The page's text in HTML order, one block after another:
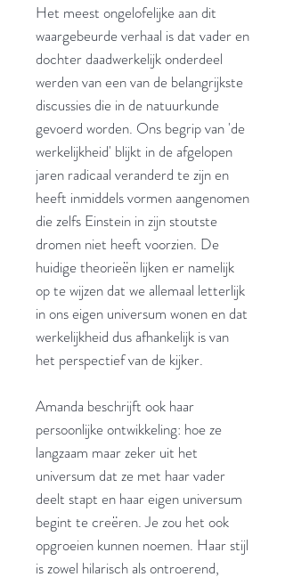
Het meest ongelofelijke aan dit
waargebeurde verhaal is dat vader en
dochter daadwerkelijk onderdeel
werden van een van de belangrijkste
discussies die in de natuurkunde
gevoerd worden. Ons begrip van 'de
werkelijkheid' blijkt in de afgelopen
jaren radicaal veranderd te zijn en
heeft inmiddels vormen aangenomen
die zelfs Einstein in zijn stoutste
dromen niet heeft voorzien. De
huidige theorieën lijken er namelijk
op te wijzen dat we allemaal letterlijk
in ons eigen universum wonen en dat
werkelijkheid dus afhankelijk is van
het perspectief van de kijker.
Amanda beschrijft ook haar
persoonlijke ontwikkeling: hoe ze
langzaam maar zeker uit het
universum dat ze met haar vader
deelt stapt en haar eigen universum
begint te creëren. Je zou het ook
opgroeien kunnen noemen. Haar stijl
is zowel hilarisch als ontroerend,